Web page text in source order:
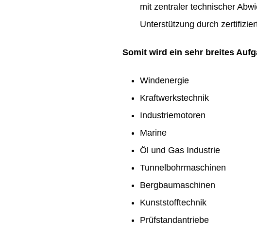
mit zentraler technischer
Unterstützung durch
Somit wird ein sehr breites
Windenergie
Kraftwerkstechnik
Industriemotoren
Marine
Öl und Gas Industrie
Tunnelbohrmaschinen
Bergbaumaschinen
Kunststofftechnik
Prüfstandantriebe